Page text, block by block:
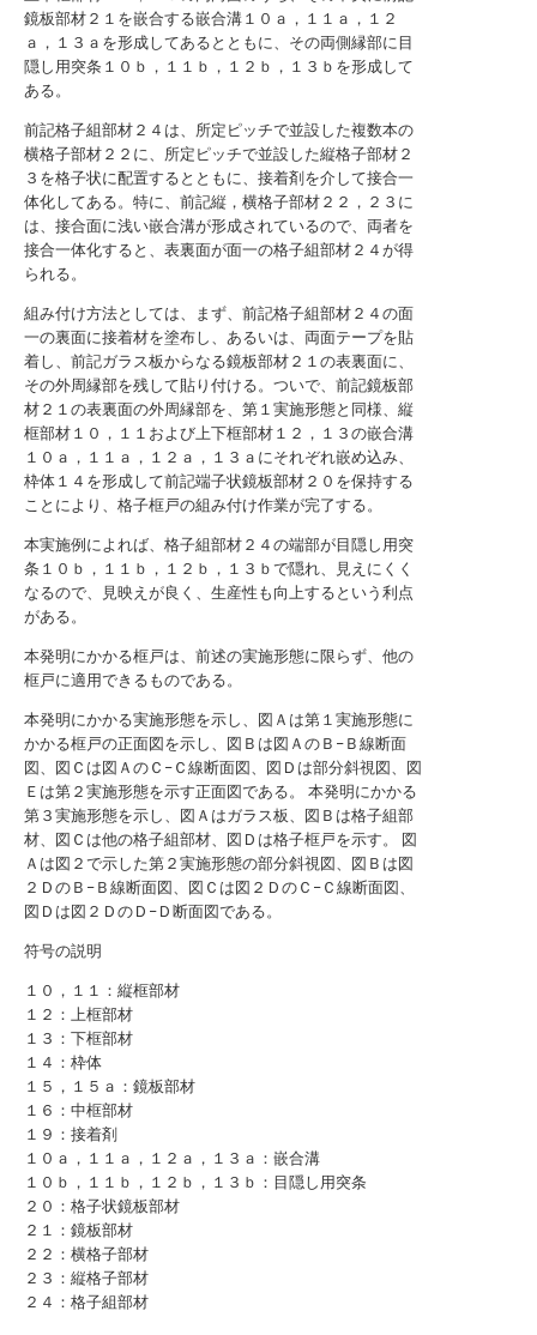
鏡板部材２１を嵌合する嵌合溝１０ａ，１１ａ，１２
ａ，１３ａを形成してあるとともに、その両側縁部に目
隠し用突条１０ｂ，１１ｂ，１２ｂ，１３ｂを形成して
ある。
前記格子組部材２４は、所定ピッチで並設した複数本の
横格子部材２２に、所定ピッチで並設した縦格子部材２
３を格子状に配置するとともに、接着剤を介して接合一
体化してある。特に、前記縦，横格子部材２２，２３に
は、接合面に浅い嵌合溝が形成されているので、両者を
接合一体化すると、表裏面が面一の格子組部材２４が得
られる。
組み付け方法としては、まず、前記格子組部材２４の面
一の裏面に接着材を塗布し、あるいは、両面テープを貼
着し、前記ガラス板からなる鏡板部材２１の表裏面に、
その外周縁部を残して貼り付ける。ついで、前記鏡板部
材２１の表裏面の外周縁部を、第１実施形態と同様、縦
框部材１０，１１および上下框部材１２，１３の嵌合溝
１０ａ，１１ａ，１２ａ，１３ａにそれぞれ嵌め込み、
枠体１４を形成して前記端子状鏡板部材２０を保持する
ことにより、格子框戸の組み付け作業が完了する。
本実施例によれば、格子組部材２４の端部が目隠し用突
条１０ｂ，１１ｂ，１２ｂ，１３ｂで隠れ、見えにくく
なるので、見映えが良く、生産性も向上するという利点
がある。
本発明にかかる框戸は、前述の実施形態に限らず、他の
框戸に適用できるものである。
本発明にかかる実施形態を示し、図Ａは第１実施形態に
かかる框戸の正面図を示し、図Ｂは図ＡのＢ−Ｂ線断面
図、図Ｃは図ＡのＣ−Ｃ線断面図、図Ｄは部分斜視図、図
Ｅは第２実施形態を示す正面図である。
本発明にかかる
第３実施形態を示し、図Ａはガラス板、図Ｂは格子組部
材、図Ｃは他の格子組部材、図Ｄは格子框戸を示す。
図
Ａは図２で示した第２実施形態の部分斜視図、図Ｂは図
２ＤのＢ−Ｂ線断面図、図Ｃは図２ＤのＣ−Ｃ線断面図、
図Ｄは図２ＤのＤ−Ｄ断面図である。
符号の説明
１０，１１：縦框部材
１２：上框部材
１３：下框部材
１４：枠体
１５，１５ａ：鏡板部材
１６：中框部材
１９：接着剤
１０ａ，１１ａ，１２ａ，１３ａ：嵌合溝
１０ｂ，１１ｂ，１２ｂ，１３ｂ：目隠し用突条
２０：格子状鏡板部材
２１：鏡板部材
２２：横格子部材
２３：縦格子部材
２４：格子組部材